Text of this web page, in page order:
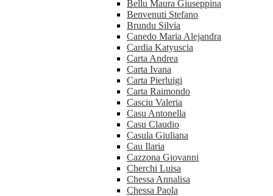
Bellu Maura Giuseppina
Benvenuti Stefano
Brundu Silvia
Canedo Maria Alejandra
Cardia Katyuscia
Carta Andrea
Carta Ivana
Carta Pierluigi
Carta Raimondo
Casciu Valeria
Casu Antonella
Casu Claudio
Casula Giuliana
Cau Ilaria
Cazzona Giovanni
Cherchi Luisa
Chessa Annalisa
Chessa Paola